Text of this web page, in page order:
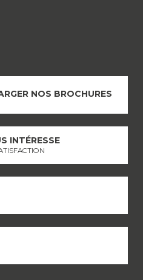
NOS BROCHURES
INTÉRESSE